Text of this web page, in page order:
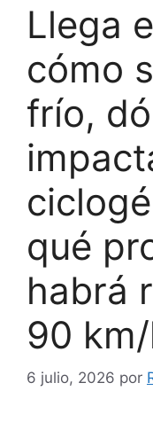
Llega
cómo
frío,
qué
habrá
90
6 julio, 2026 por